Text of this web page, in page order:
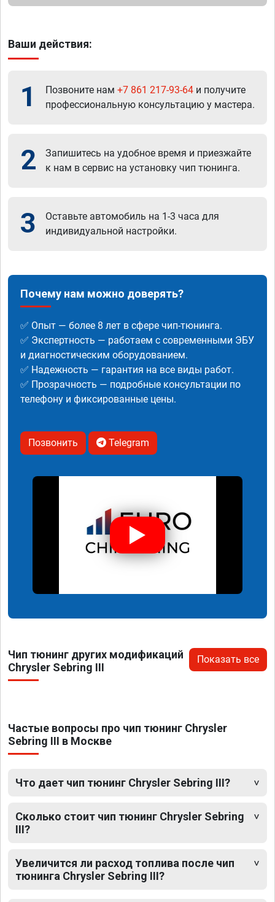
Ваши действия:
1 Позвоните нам +7 861 217-93-64 и получите
профессиональную консультацию у мастера.
2
Запишитесь на удобное время и приезжайте
к нам в сервис на установку чип тюнинга.
3
Оставьте автомобиль на 1-3 часа для
индивидуальной настройки.
Почему нам можно доверять?
✅ Опыт — более 8 лет в сфере чип-тюнинга.
✅ Экспертность — работаем с современными ЭБУ
и диагностическим оборудованием.
✅ Надежность — гарантия на все виды работ.
✅ Прозрачность — подробные консультации по
телефону и фиксированные цены.
Позвонить Telegram
Чип тюнинг других модификаций
Chrysler Sebring III
Показать все
Частые вопросы про чип тюнинг Chrysler
Sebring III в Москве
Что дает чип тюнинг Chrysler Sebring III?
Сколько стоит чип тюнинг Chrysler Sebring
III?
Увеличится ли расход топлива после чип
тюнинга Chrysler Sebring III?